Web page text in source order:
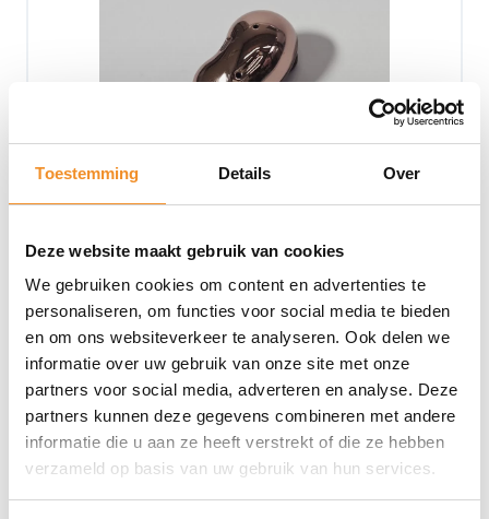
Toestemming Details Over
Deze website maakt gebruik van cookies
We gebruiken cookies om content en advertenties te
personaliseren, om functies voor social media te bieden
en om ons websiteverkeer te analyseren. Ook delen we
informatie over uw gebruik van onze site met onze
partners voor social media, adverteren en analyse. Deze
partners kunnen deze gegevens combineren met andere
informatie die u aan ze heeft verstrekt of die ze hebben
verzameld op basis van uw gebruik van hun services.
Samsung Galaxy Buds Live – Oortje Links – Brons
Op werkdagen vóór 15u besteld, vandaag verzonden!
€19,99
Toevoegen aan winkelwagen